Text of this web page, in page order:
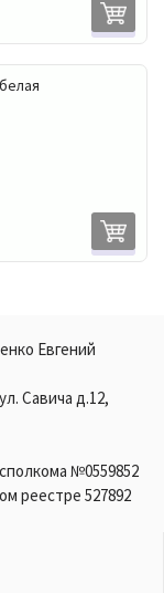
Евгений
Савича д.12,
№0559852
реестре 527892